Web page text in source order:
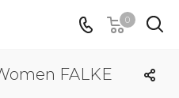
0
FALKE